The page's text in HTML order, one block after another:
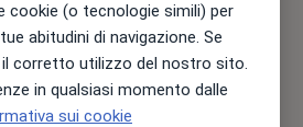
cookie (o tecnologie simili) per
abitudini di navigazione. Se
corretto utilizzo del nostro sito.
in qualsiasi momento dalle
sui cookie